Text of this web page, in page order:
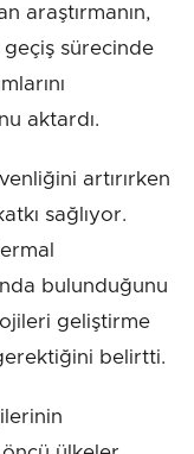
araştırmanın,
sürecinde
aktardı.
artırırken
sağlıyor.
bulunduğunu
geliştirme
belirtti.